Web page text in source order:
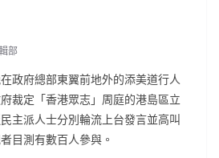
部
政府總部東翼前地外的添美道行人
裁定「香港眾志」周庭的港島區立
主派人士分別輪流上台發言並高叫
目測有數百人參與。